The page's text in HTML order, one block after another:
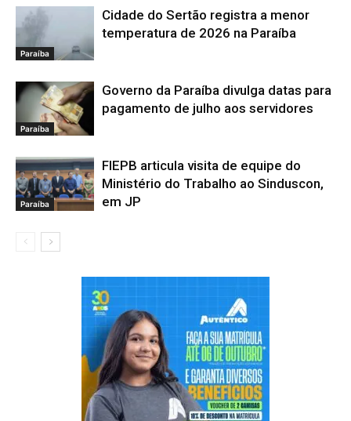
Paraíba
Cidade do Sertão registra a menor
temperatura de 2026 na Paraíba
Paraíba
Governo da Paraíba divulga datas para
pagamento de julho aos servidores
Paraíba
FIEPB articula visita de equipe do
Ministério do Trabalho ao Sinduscon,
em JP